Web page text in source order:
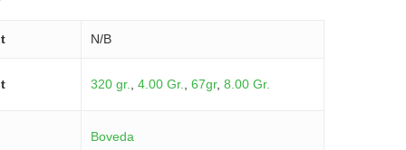
N/B
320 gr. 4.00 Gr. 67gr, 8.00 Gr.
Boveda